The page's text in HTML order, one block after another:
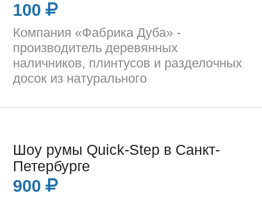
100
Компания «Фабрика Дуба» -
производитель деревянных
наличников, плинтусов и разделочных
досок из натурального
Шоу румы Quick-Step в Санкт-
Петербурге
900